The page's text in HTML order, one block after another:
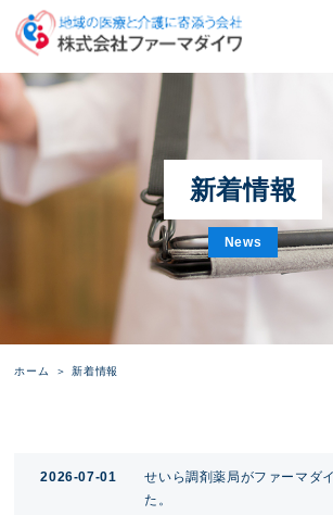
新着情報
News
ホーム 新着情報
2026-07-01
せいら調剤薬局がファーマダ
た。